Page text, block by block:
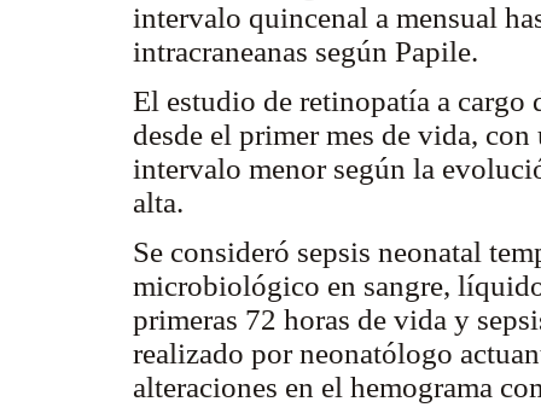
intervalo quincenal a mensual
intracraneanas según Papile.
El estudio de retinopatía a
desde el primer mes de vida,
intervalo menor según la
alta.
Se consideró sepsis neonatal
microbiológico en sangre,
primeras 72 horas de vida y
realizado por neonatólogo
alteraciones en el hemograma